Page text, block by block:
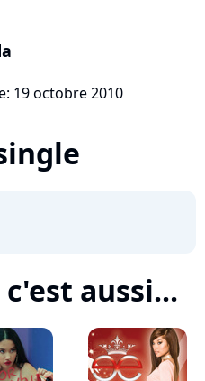
19 octobre 2010
aussi...